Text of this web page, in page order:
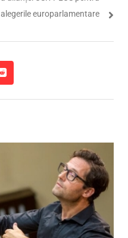
alegerile europarlamentare
reddit
reddit